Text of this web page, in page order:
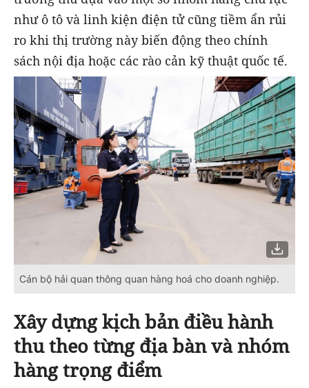
như ô tô và linh kiện điện tử cũng tiềm ẩn rủi
ro khi thị trường này biến động theo chính
sách nội địa hoặc các rào cản kỹ thuật quốc tế.
Cán bộ hải quan thông quan hàng hoá cho doanh nghiệp.
Xây dựng kịch bản điều hành
thu theo từng địa bàn và nhóm
hàng trọng điểm